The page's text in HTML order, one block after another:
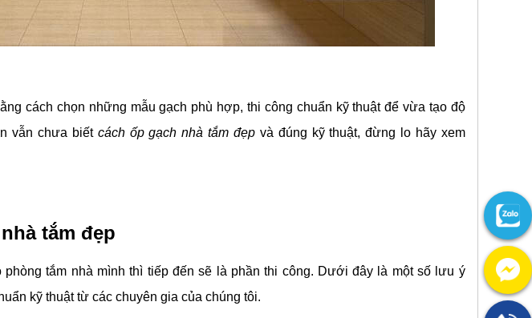
cách chọn những mẫu gạch phù hợp, thi công chuẩn kỹ thuật để vừa tạo độ
vẫn chưa biết cách ốp gạch nhà tắm đẹp và đúng kỹ thuật, đừng lo hãy xem
tắm đẹp
tắm nhà mình thì tiếp đến sẽ là phần thi công. Dưới đây là một số lưu ý
kỹ thuật từ các chuyên gia của chúng tôi.